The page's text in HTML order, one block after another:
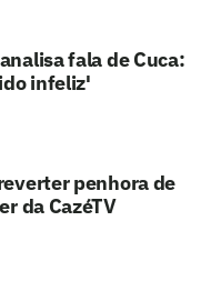
fala de Cuca:
infeliz'
penhora de
da CazéTV